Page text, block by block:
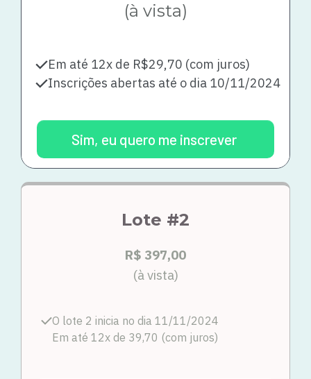
(à vista)
Em até 12x de R$29,70 (com juros)
Inscrições abertas até o dia 10/11/2024
Sim, eu quero me inscrever
Lote #2
R$ 397,00
(à vista)
O lote 2 inicia no dia 11/11/2024
Em até 12x de 39,70 (com juros)